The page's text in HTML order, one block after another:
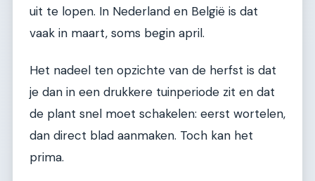
uit te lopen. In Nederland en België is dat
vaak in maart, soms begin april.
Het nadeel ten opzichte van de herfst is dat
je dan in een drukkere tuinperiode zit en dat
de plant snel moet schakelen: eerst wortelen,
dan direct blad aanmaken. Toch kan het
prima.